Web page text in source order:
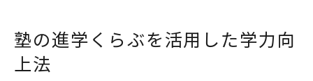
塾の進学くらぶを活用した学力向
上法